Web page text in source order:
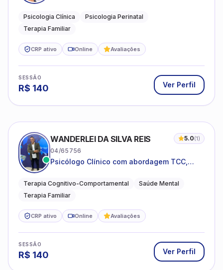
famílias
Psicologia Clínica
Psicologia Perinatal
Terapia Familiar
CRP ativo Online Avaliações
SESSÃO
R$ 140 Ver Perfil
WANDERLEI DA SILVA REIS 5.0(1)
04/65756
Psicólogo Clínico com abordagem TCC,
sistêmica
Terapia Cognitivo-Comportamental
Saúde Mental
Terapia Familiar
CRP ativo Online Avaliações
SESSÃO
R$ 140 Ver Perfil